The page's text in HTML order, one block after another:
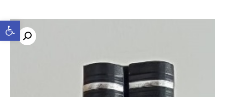
פתח סרגל